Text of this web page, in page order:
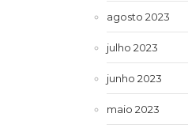
agosto 2023
julho 2023
junho 2023
maio 2023